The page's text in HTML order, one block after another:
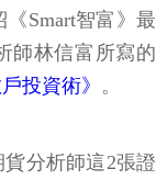
Smart智富》最
師林信富所寫的
投資術》 。
分析師這2張證